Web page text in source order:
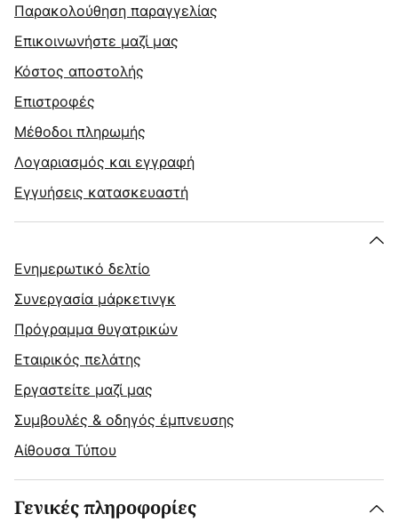
Παρακολούθηση παραγγελίας
Επικοινωνήστε μαζί μας
Κόστος αποστολής
Επιστροφές
Μέθοδοι πληρωμής
Λογαριασμός και εγγραφή
Εγγυήσεις κατασκευαστή
Ενημερωτικό δελτίο
Συνεργασία μάρκετινγκ
Πρόγραμμα θυγατρικών
Εταιρικός πελάτης
Εργαστείτε μαζί μας
Συμβουλές & οδηγός έμπνευσης
Αίθουσα Τύπου
Γενικές πληροφορίες